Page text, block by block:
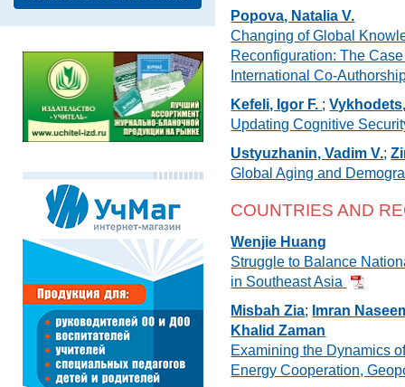
Popova, Natalia V.
Changing of Global
Reconfiguration: The
International Co-
Kefeli, Igor F. ;
Updating Cognitive
Ustyuzhanin, Vadim V.;
Global Aging and
COUNTRIES AND
Wenjie Huang
Struggle to Balance
in Southeast Asia
Misbah Zia; Imran
Khalid Zaman
Examining the Dynamics
Energy Cooperation,